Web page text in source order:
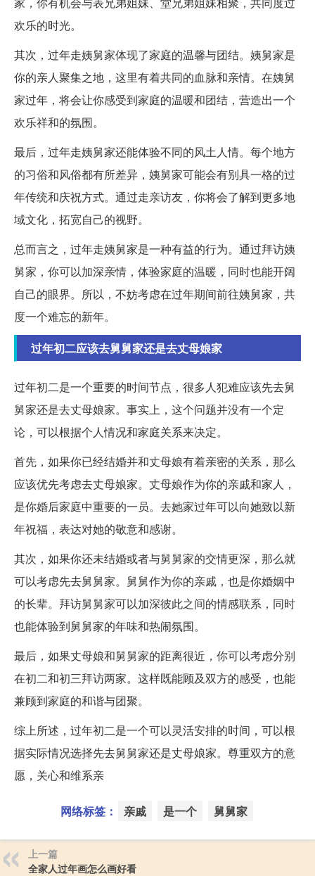
欢乐的时光。
其次，过年走姨舅家体现了家庭的温馨与团结。姨舅家是
你的亲人聚集之地，这里有着共同的血脉和亲情。在姨舅
家过年，将会让你感受到家庭的温暖和团结，营造出一个
欢乐祥和的氛围。
最后，过年走姨舅家还能体验不同的风土人情。每个地方
的习俗和风俗都有所差异，姨舅家可能会有别具一格的过
年传统和庆祝方式。通过走亲访友，你将会了解到更多地
域文化，拓宽自己的视野。
总而言之，过年走姨舅家是一种有益的行为。通过拜访姨
舅家，你可以加深亲情，体验家庭的温暖，同时也能开阔
自己的眼界。所以，不妨考虑在过年期间前往姨舅家，共
度一个难忘的新年。
过年初二应该去舅舅家还是去丈母娘家
过年初二是一个重要的时间节点，很多人犯难应该先去舅
舅家还是去丈母娘家。事实上，这个问题并没有一个定
论，可以根据个人情况和家庭关系来决定。
首先，如果你已经结婚并和丈母娘有着亲密的关系，那么
应该优先考虑去丈母娘家。丈母娘作为你的亲戚和家人，
是你婚后家庭中重要的一员。去她家过年可以向她致以新
年祝福，表达对她的敬意和感谢。
其次，如果你还未结婚或者与舅舅家的交情更深，那么就
可以考虑先去舅舅家。舅舅作为你的亲戚，也是你婚姻中
的长辈。拜访舅舅家可以加深彼此之间的情感联系，同时
也能体验到舅舅家的年味和热闹氛围。
最后，如果丈母娘和舅舅家的距离很近，你可以考虑分别
在初二和初三拜访两家。这样既能顾及双方的感受，也能
兼顾到家庭的和谐与团聚。
综上所述，过年初二是一个可以灵活安排的时间，可以根
据实际情况选择先去舅舅家还是丈母娘家。尊重双方的意
愿，关心和维系亲
网络标签： 亲戚 是一个 舅舅家
上一篇
全家人过年画怎么画好看